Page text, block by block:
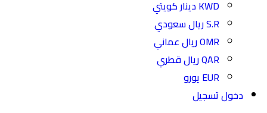
KWD دينار كويتي
S.R ريال سعودي
OMR ريال عماني
QAR ريال قطري
EUR يورو
دخولتسجيل